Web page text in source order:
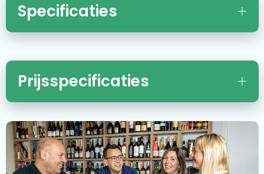
Specificaties
Prijsspecificaties